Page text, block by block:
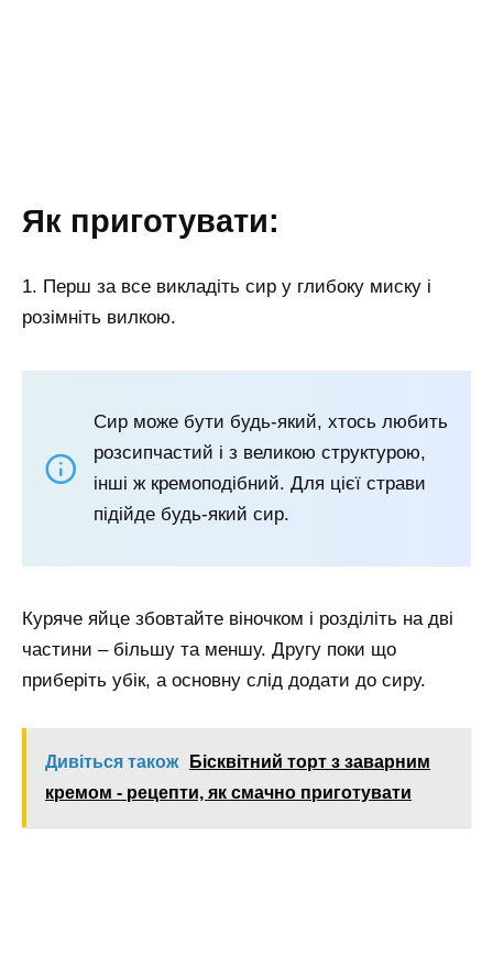
Як приготувати:
1. Перш за все викладіть сир у глибоку миску і
розімніть вилкою.
Сир може бути будь-який, хтось любить
розсипчастий і з великою структурою,
інші ж кремоподібний. Для цієї страви
підійде будь-який сир.
Куряче яйце збовтайте віночком і розділіть на дві
частини – більшу та меншу. Другу поки що
приберіть убік, а основну слід додати до сиру.
Дивіться також
Бісквітний торт з заварним
кремом - рецепти, як смачно приготувати